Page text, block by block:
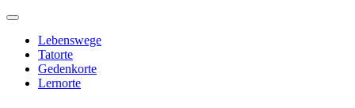
Skip
contentLebenswege
Tatorte
Gedenkorte
Lernorte